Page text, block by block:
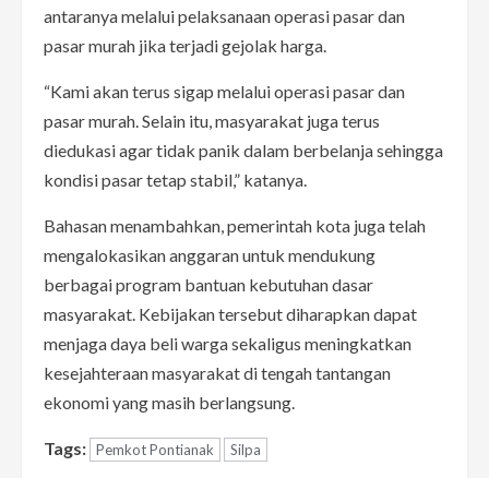
antaranya melalui pelaksanaan operasi pasar dan
pasar murah jika terjadi gejolak harga.
“Kami akan terus sigap melalui operasi pasar dan
pasar murah. Selain itu, masyarakat juga terus
diedukasi agar tidak panik dalam berbelanja sehingga
kondisi pasar tetap stabil,” katanya.
Bahasan menambahkan, pemerintah kota juga telah
mengalokasikan anggaran untuk mendukung
berbagai program bantuan kebutuhan dasar
masyarakat. Kebijakan tersebut diharapkan dapat
menjaga daya beli warga sekaligus meningkatkan
kesejahteraan masyarakat di tengah tantangan
ekonomi yang masih berlangsung.
Tags: Pemkot Pontianak Silpa